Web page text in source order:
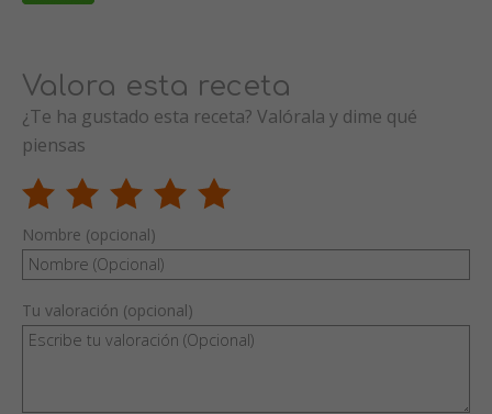
Valora esta receta
¿Te ha gustado esta receta? Valórala y dime qué
piensas
Nombre (opcional)
Tu valoración (opcional)